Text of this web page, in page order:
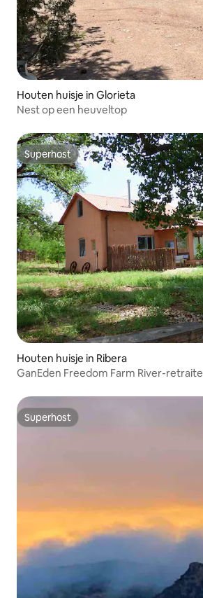
Houten huisje in Glorieta
Nest op een heuveltop
Superhost
Superhost
Houten huisje in Ribera
GanEden Freedom Farm River-retraite
Superhost
Superhost